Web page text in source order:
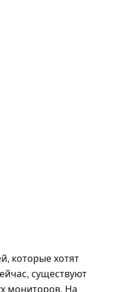
которые хотят
существуют
мониторов. На